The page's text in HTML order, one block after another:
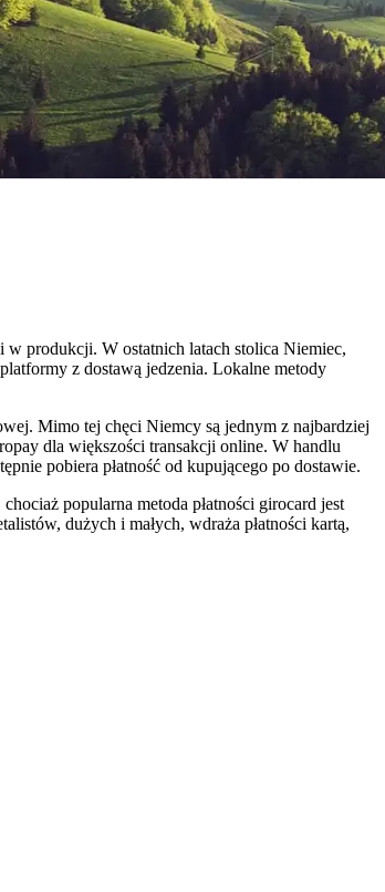
produkcji. W ostatnich latach stolica Niemiec,
z dostawą jedzenia. Lokalne metody
Mimo tej chęci Niemcy są jednym z najbardziej
dla większości transakcji online. W handlu
pobiera płatność od kupującego po dostawie.
popularna metoda płatności girocard jest
dużych i małych, wdraża płatności kartą,